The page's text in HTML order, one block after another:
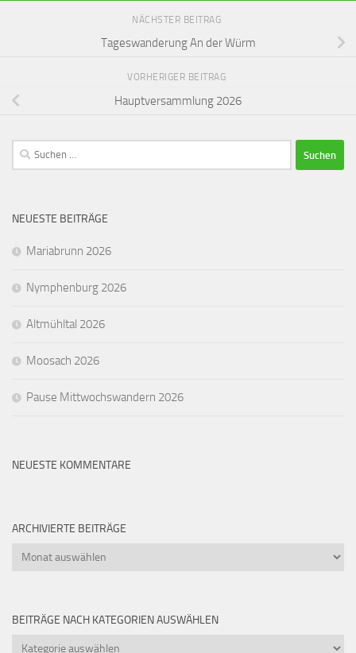
NÄCHSTER BEITRAG
Tageswanderung An der Würm
VORHERIGER BEITRAG
Hauptversammlung 2026
Suchen
nach:
NEUESTE BEITRÄGE
Mariabrunn 2026
Nymphenburg 2026
Altmühltal 2026
Moosach 2026
Pause Mittwochswandern 2026
NEUESTE KOMMENTARE
ARCHIVIERTE BEITRÄGE
Archivierte
BEITRÄGE NACH KATEGORIEN AUSWÄHLEN
Beiträge